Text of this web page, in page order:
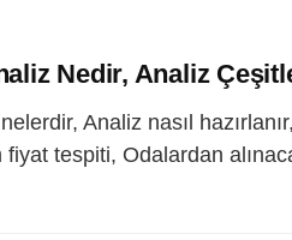
Nedir, Analiz
Analiz nasıl
tespiti, Odalardan